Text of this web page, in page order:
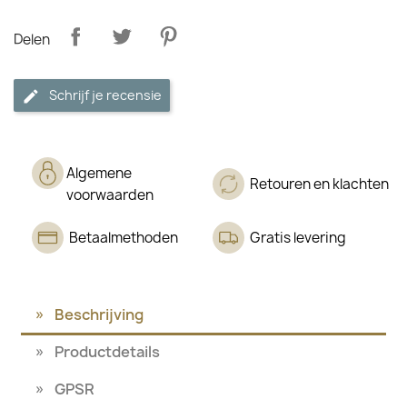
Delen
Schrijf je recensie
Algemene
voorwaarden
Retouren en klachten
Betaalmethoden Gratis levering
Beschrijving
Productdetails
GPSR